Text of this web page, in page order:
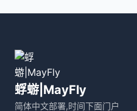
蜉蝣|MayFly
简体中文部署,时间下面门户